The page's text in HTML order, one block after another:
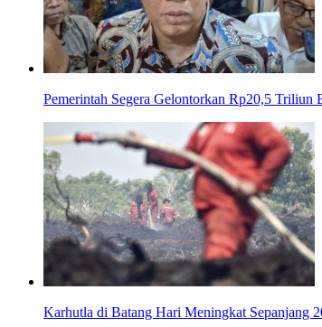
Pemerintah Segera Gelontorkan Rp20,5 Triliun
Karhutla di Batang Hari Meningkat Sepanjang